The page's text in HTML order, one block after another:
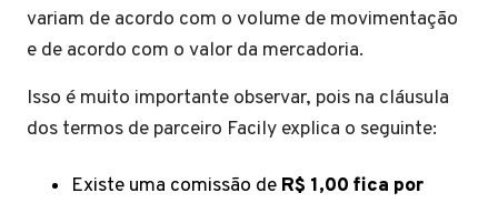
variam de acordo com o volume de movimentação
e de acordo com o valor da mercadoria.
Isso é muito importante observar, pois na cláusula
dos termos de parceiro Facily explica o seguinte:
Existe uma comissão de R$ 1,00 fica por